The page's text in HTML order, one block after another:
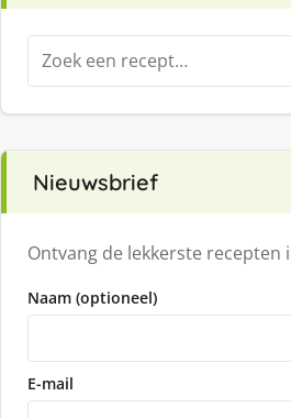
Zoeken
naar:
Nieuwsbrief
Ontvang de lekkerste recepten
Naam (optioneel)
E-mail